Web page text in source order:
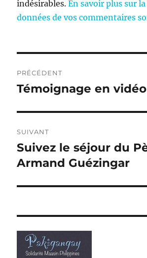
indésirables.En savoir plus sur
données de vos commentaires
de
PRÉCÉDENT
Publication
Témoignage en vidéo
SUIVANT
Publication
suivante :
Suivez le séjour du
Armand Guézingar